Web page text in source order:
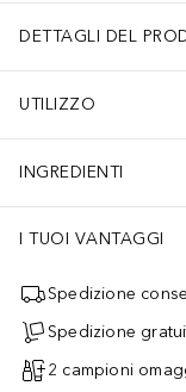
DETTAGLI DEL
UTILIZZO
INGREDIENTI
I TUOI VANTAGGI
Spedizione
Spedizione
2 campioni